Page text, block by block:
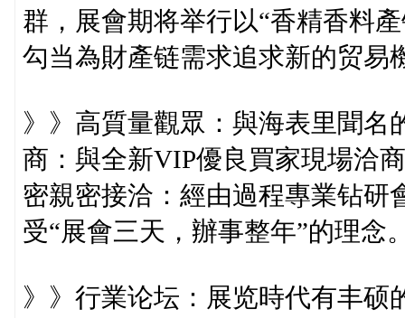
群，展會期将举行以“香精香料
勾当為財產链需求追求新的贸易
》》高質量觀眾：與海表里聞名
商：與全新VIP優良買家現場洽
密親密接洽：經由過程專業钻研
受“展會三天，辦事整年”的理念
》》行業论坛：展览時代有丰硕